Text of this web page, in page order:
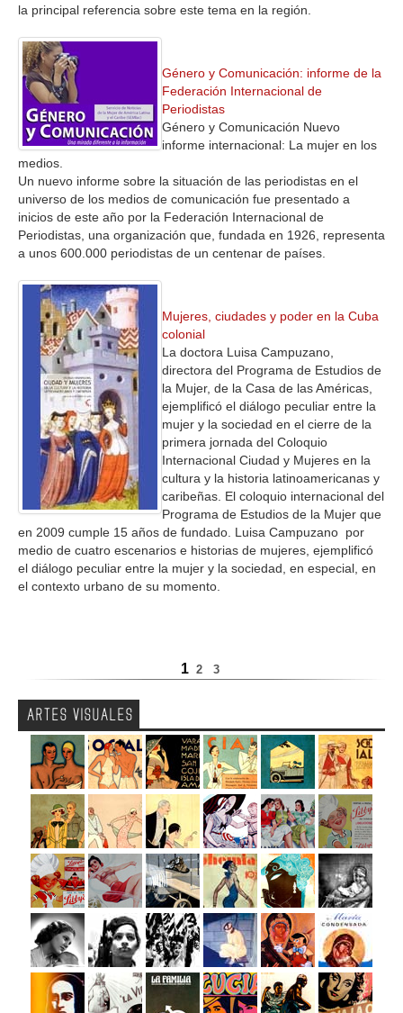
la principal referencia sobre este tema en la región.
Género y Comunicación: informe de la
Federación Internacional de
Periodistas
Género y Comunicación Nuevo
informe internacional: La mujer en los
medios.
Un nuevo informe sobre la situación de las periodistas en el
universo de los medios de comunicación fue presentado a
inicios de este año por la Federación Internacional de
Periodistas, una organización que, fundada en 1926, representa
a unos 600.000 periodistas de un centenar de países.
Mujeres, ciudades y poder en la Cuba
colonial
La doctora Luisa Campuzano,
directora del Programa de Estudios de
la Mujer, de la Casa de las Américas,
ejemplificó el diálogo peculiar entre la
mujer y la sociedad en el cierre de la
primera jornada del Coloquio
Internacional Ciudad y Mujeres en la
cultura y la historia latinoamericanas y
caribeñas. El coloquio internacional del
Programa de Estudios de la Mujer que
en 2009 cumple 15 años de fundado. Luisa Campuzano por
medio de cuatro escenarios e historias de mujeres, ejemplificó
el diálogo peculiar entre la mujer y la sociedad, en especial, en
el contexto urbano de su momento.
1 2 3
ARTES VISUALES